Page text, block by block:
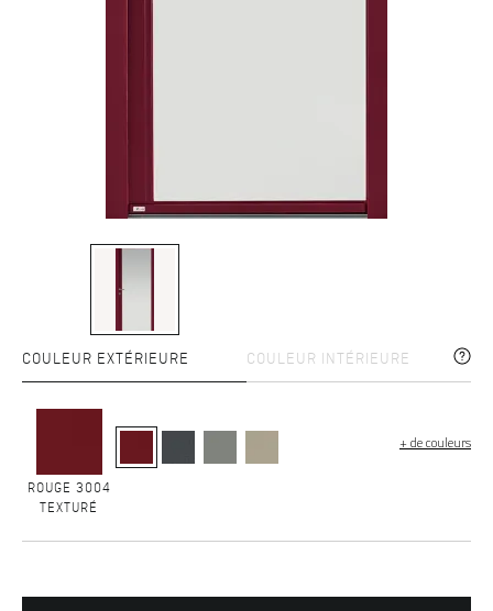
COULEUR EXTÉRIEURE COULEUR INTÉRIEURE
ROUGE 3004
TEXTURÉ
+ de couleurs